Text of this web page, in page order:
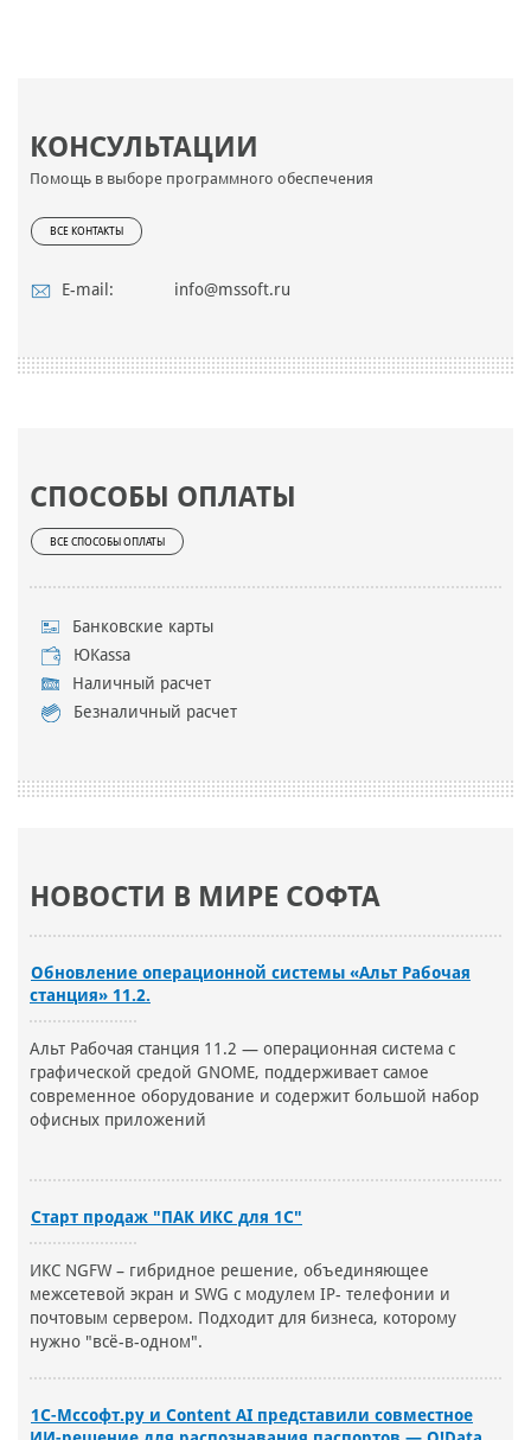
КОНСУЛЬТАЦИИ
Помощь в выборе программного обеспечения
ВСЕ КОНТАКТЫ
E-mail: info@mssoft.ru
СПОСОБЫ ОПЛАТЫ
ВСЕ СПОСОБЫ ОПЛАТЫ
Банковские карты
ЮKassa
Наличный расчет
Безналичный расчет
НОВОСТИ В МИРЕ СОФТА
Обновление операционной системы «Альт Рабочая
станция» 11.2.
Альт Рабочая станция 11.2 — операционная система с
графической средой GNOME, поддерживает самое
современное оборудование и содержит большой набор
офисных приложений
Старт продаж "ПАК ИКС для 1С"
ИКС NGFW – гибридное решение, объединяющее
межсетевой экран и SWG с модулем IP- телефонии и
почтовым сервером. Подходит для бизнеса, которому
нужно "всё-в-одном".
1С-Мссофт.ру и Content AI представили совместное